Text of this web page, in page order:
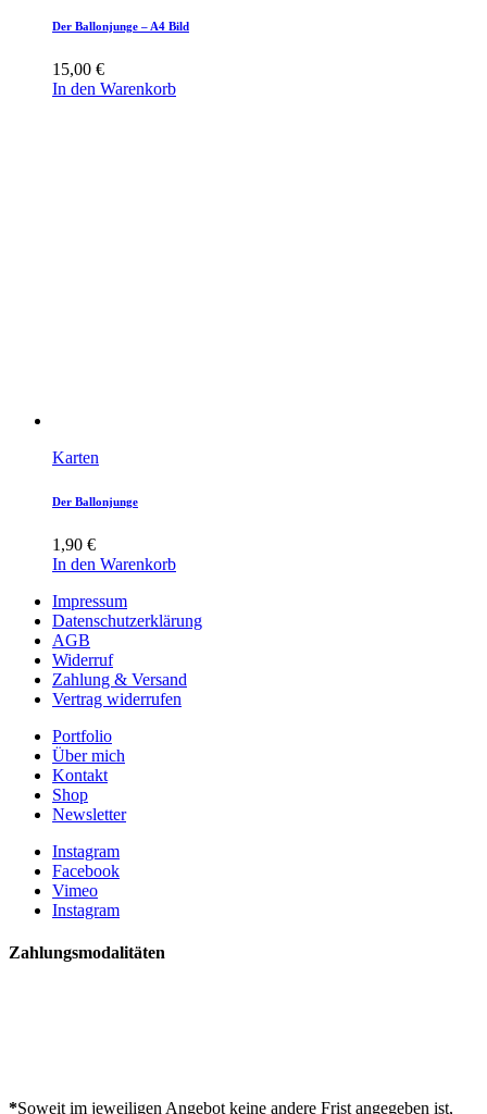
Der Ballonjunge – A4 Bild
15,00 €
In den Warenkorb
Karten
Der Ballonjunge
1,90 €
In den Warenkorb
Impressum
Datenschutzerklärung
AGB
Widerruf
Zahlung & Versand
Vertrag widerrufen
Portfolio
Über mich
Kontakt
Shop
Newsletter
Instagram
Facebook
Vimeo
Instagram
Zahlungsmodalitäten
*Soweit im jeweiligen Angebot keine andere Frist angegeben ist,